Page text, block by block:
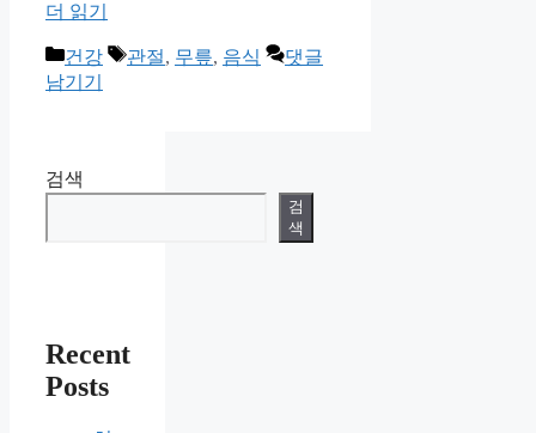
더 읽기
카
테
건강
태
관절, 무릎, 음식
댓글
남기기
검색
검
색
Recent
Posts